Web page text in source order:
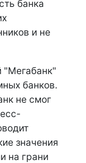
банка
и не
"Мегабанк"
банков.
не смог
значения
на грани